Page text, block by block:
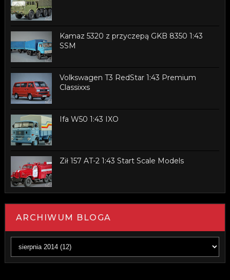
Kamaz 5320 z przyczepą GKB 8350 1:43
SSM
Volkswagen T3 RedStar 1:43 Premium
Classixxs
Ifa W50 1:43 IXO
Ził 157 AT-2 1:43 Start Scale Models
ARCHIWUM BLOGA